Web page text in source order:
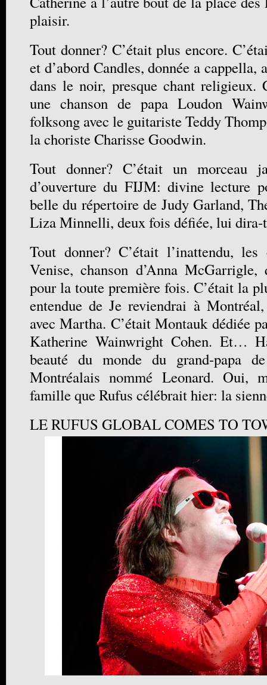
plaisir.
Tout donner? C’était plus encore.
et d’abord Candles, donnée a cappella,
dans le noir, presque chant religieux.
une chanson de papa Loudon
folksong avec le guitariste Teddy
la choriste Charisse Goodwin.
Tout donner? C’était un morceau
d’ouverture du FIJM: divine lecture
belle du répertoire de Judy Garland,
Liza Minnelli, deux fois défiée, lui dira-
Tout donner? C’était l’inattendu,
Venise, chanson d’Anna
pour la toute première fois. C’était la
entendue de Je reviendrai à
avec Martha. C’était Montauk dédiée
Katherine Wainwright Cohen. Et…
beauté du monde du grand-papa
Montréalais nommé Leonard. Oui,
famille que Rufus célébrait hier: la
LE RUFUS GLOBAL COMES TO